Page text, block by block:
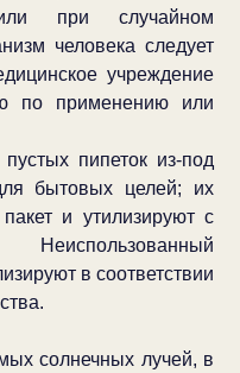
при случайном
человека следует
учреждение
по применению или
пипеток из-под
бытовых целей; их
и утилизируют с
в соответствии
солнечных лучей, в